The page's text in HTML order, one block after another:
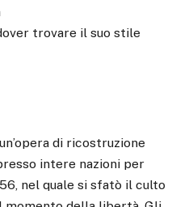
trovare il suo stile
di ricostruzione
intere nazioni per
nel quale si sfatò il culto